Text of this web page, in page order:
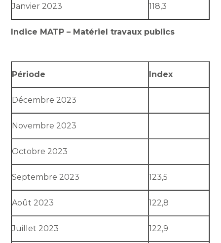
Janvier 2023 118,3
Indice MATP – Matériel travaux publics
Période Index
Décembre 2023
Novembre 2023
Octobre 2023
Septembre 2023 123,5
Août 2023 122,8
Juillet 2023 122,9